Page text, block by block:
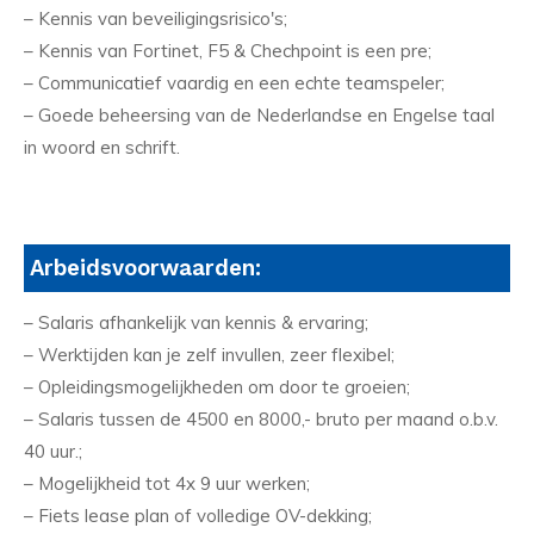
– Kennis van beveiligingsrisico's;
– Kennis van Fortinet, F5 & Chechpoint is een pre;
– Communicatief vaardig en een echte teamspeler;
– Goede beheersing van de Nederlandse en Engelse taal
in woord en schrift.
Arbeidsvoorwaarden:
– Salaris afhankelijk van kennis & ervaring;
– Werktijden kan je zelf invullen, zeer flexibel;
– Opleidingsmogelijkheden om door te groeien;
– Salaris tussen de 4500 en 8000,- bruto per maand o.b.v.
40 uur.;
– Mogelijkheid tot 4x 9 uur werken;
– Fiets lease plan of volledige OV-dekking;